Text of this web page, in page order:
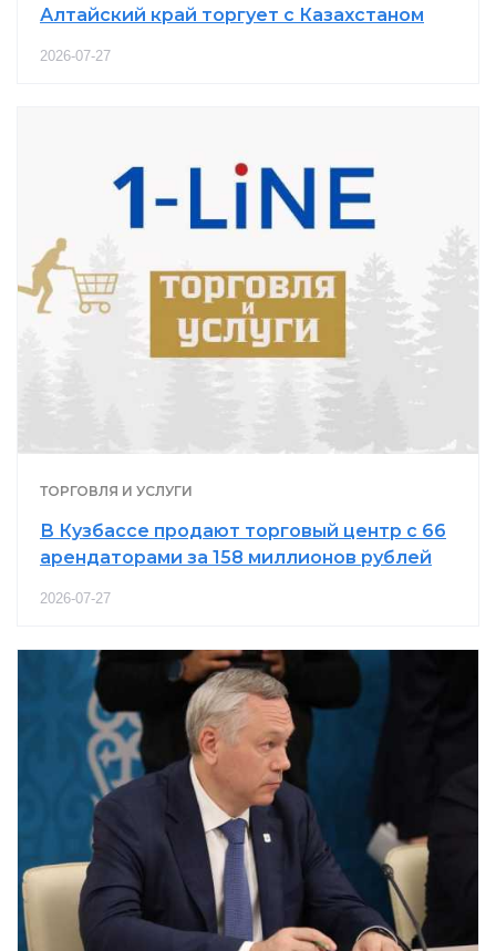
Алтайский край торгует с Казахстаном
2026-07-27
ТОРГОВЛЯ И УСЛУГИ
В Кузбассе продают торговый центр с 66
арендаторами за 158 миллионов рублей
2026-07-27